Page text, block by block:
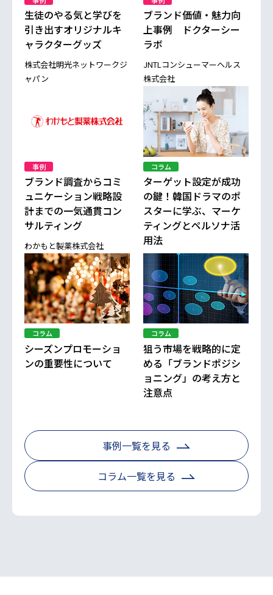
生徒のやる気と学びを
引き出すオリジナルキ
ャラクターグッズ
株式会社明光ネットワークジ
ャパン
ブランド価値・魅力向
上事例 ドクターシー
ラボ
JNTLコンシューマーヘルス
株式会社
事例
ブランド調査からコミ
ュニケーション戦略設
計までの一気通貫コン
サルティング
わかもと製薬株式会社
コラム
ターゲット設定が成功
の鍵！韓国ドラマのポ
スターに学ぶ、マーケ
ティングとペルソナ活
用法
コラム
シーズンプロモーショ
ンの重要性について
コラム
狙う市場を戦略的に定
める「ブランドポジシ
ョニング」の考え方と
注意点
事例一覧を見る
コラム一覧を見る